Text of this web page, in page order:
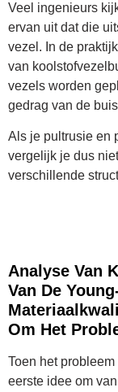
Veel ingenieurs
ervan uit dat die
vezel. In de
van
vezels worden
gedrag van de
Als je pultrusie en
vergelijk je dus
verschillende
Analyse Van
Van De
Om Het
Toen het
eerste idee om